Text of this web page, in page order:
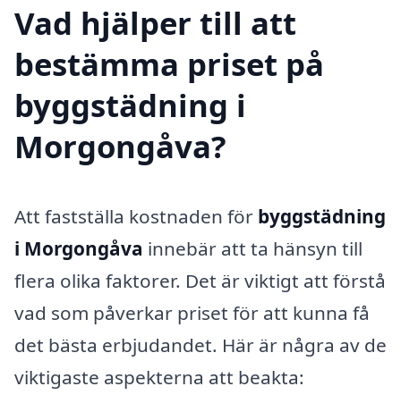
Vad hjälper till att
bestämma priset på
byggstädning i
Morgongåva?
Att fastställa kostnaden för byggstädning
i Morgongåva innebär att ta hänsyn till
flera olika faktorer. Det är viktigt att förstå
vad som påverkar priset för att kunna få
det bästa erbjudandet. Här är några av de
viktigaste aspekterna att beakta: